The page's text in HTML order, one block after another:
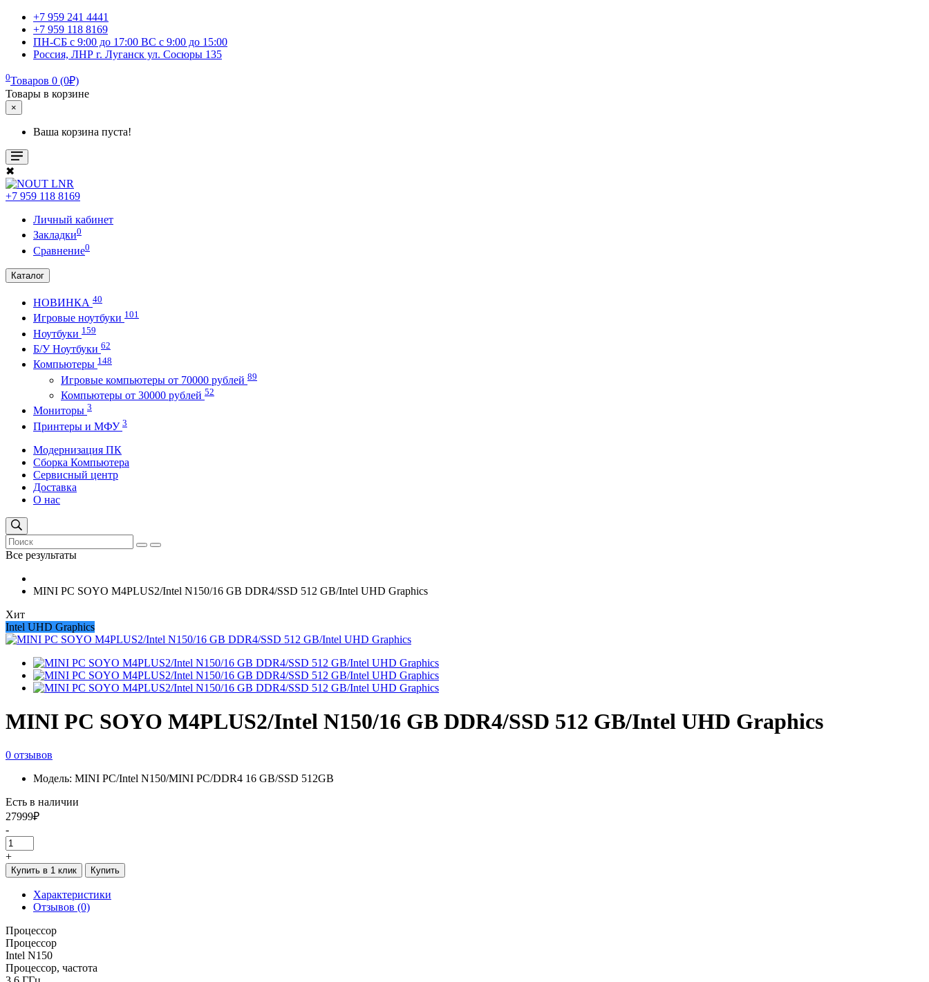
+7 959 241 4441
+7 959 118 8169
ПН-СБ с 9:00 до 17:00 ВС с 9:00 до 15:00
Россия, ЛНР г. Луганск ул. Сосюры 135
0Товаров 0 (0₽)
Товары в корзине
×
Ваша корзина пуста!
✖
+7 959 118 8169
Личный кабинет
Закладки0
Сравнение0
Каталог
НОВИНКА 40
Игровые ноутбуки 101
Ноутбуки 159
Б/У Ноутбуки 62
Компьютеры 148
Игровые компьютеры от 70000 рублей 89
Компьютеры от 30000 рублей 52
Мониторы 3
Принтеры и МФУ 3
Модернизация ПК
Сборка Компьютера
Сервисный центр
Доставка
О нас
Все результаты
MINI PC SOYO M4PLUS2/Intel N150/16 GB DDR4/SSD 512 GB/Intel UHD Graphics
Хит
Intel UHD Graphics
MINI PC SOYO M4PLUS2/Intel N150/16 GB DDR4/SSD 512 GB/Intel UHD Graphics
0 отзывов
Модель: MINI PC/Intel N150/MINI PC/DDR4 16 GB/SSD 512GB
Есть в наличии
27999₽
-
+
Купить в 1 клик Купить
Характеристики
Отзывов (0)
Процессор
Процессор
Intel N150
Процессор, частота